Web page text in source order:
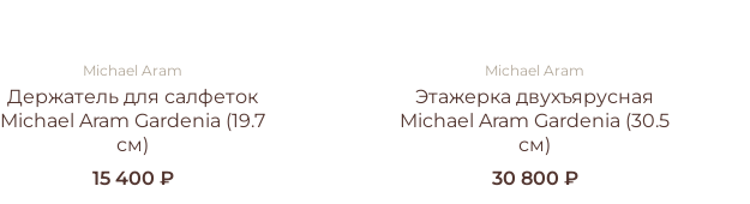
Michael Aram
Держатель для салфеток
Michael Aram Gardenia (19.7
см)
15 400 ₽
Michael Aram
Этажерка двухъярусная
Michael Aram Gardenia (30.5
см)
30 800 ₽